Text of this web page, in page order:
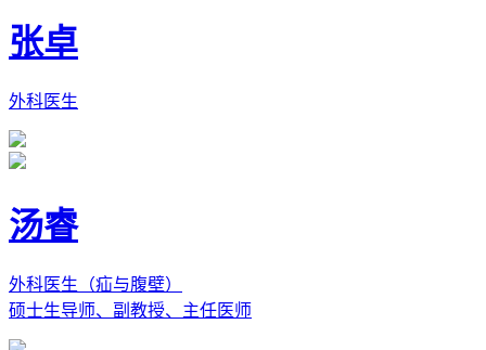
张卓
外科医生
汤睿
外科医生（疝与腹壁）
硕士生导师、副教授、主任医师